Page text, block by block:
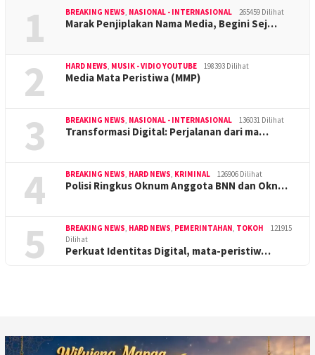
1 BREAKING NEWS, NASIONAL - INTERNASIONAL 265459 Dilihat
Marak Penjiplakan Nama Media, Begini Sej…
2 HARD NEWS, MUSIK - VIDIO YOUTUBE 198393 Dilihat
Media Mata Peristiwa (MMP)
3 BREAKING NEWS, NASIONAL - INTERNASIONAL 136031 Dilihat
Transformasi Digital: Perjalanan dari ma…
4 BREAKING NEWS, HARD NEWS, KRIMINAL 126906 Dilihat
Polisi Ringkus Oknum Anggota BNN dan Okn…
5 BREAKING NEWS, HARD NEWS, PEMERINTAHAN, TOKOH
121915
Dilihat
Perkuat Identitas Digital, mata-peristiw…